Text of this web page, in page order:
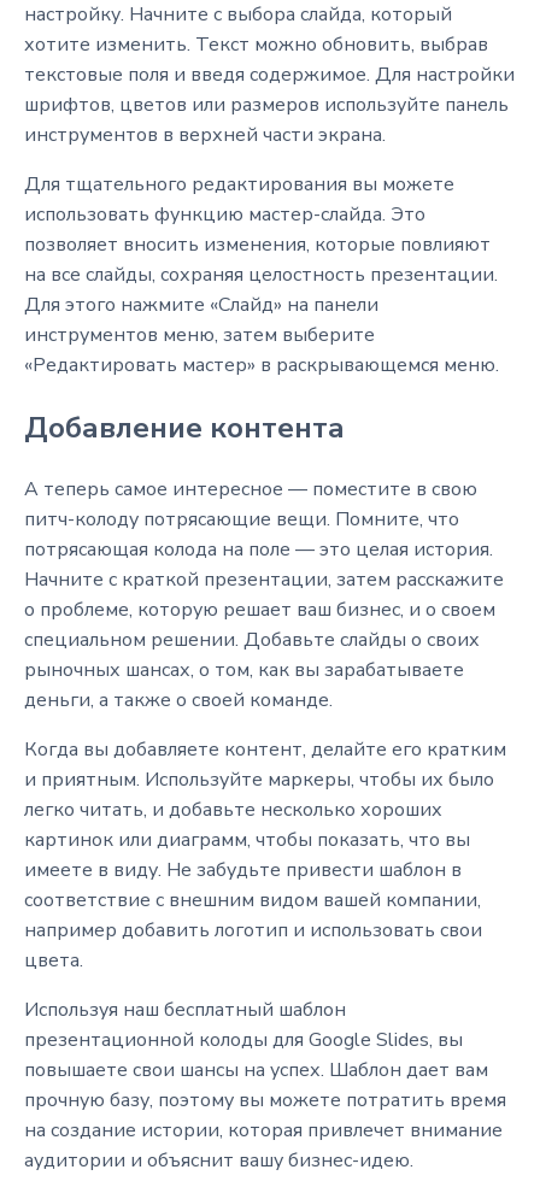
настройку. Начните с выбора слайда, который
хотите изменить. Текст можно обновить, выбрав
текстовые поля и введя содержимое. Для настройки
шрифтов, цветов или размеров используйте панель
инструментов в верхней части экрана.
Для тщательного редактирования вы можете
использовать функцию мастер-слайда. Это
позволяет вносить изменения, которые повлияют
на все слайды, сохраняя целостность презентации.
Для этого нажмите «Слайд» на панели
инструментов меню, затем выберите
«Редактировать мастер» в раскрывающемся меню.
Добавление контента
А теперь самое интересное — поместите в свою
питч-колоду потрясающие вещи. Помните, что
потрясающая колода на поле — это целая история.
Начните с краткой презентации, затем расскажите
о проблеме, которую решает ваш бизнес, и о своем
специальном решении. Добавьте слайды о своих
рыночных шансах, о том, как вы зарабатываете
деньги, а также о своей команде.
Когда вы добавляете контент, делайте его кратким
и приятным. Используйте маркеры, чтобы их было
легко читать, и добавьте несколько хороших
картинок или диаграмм, чтобы показать, что вы
имеете в виду. Не забудьте привести шаблон в
соответствие с внешним видом вашей компании,
например добавить логотип и использовать свои
цвета.
Используя наш бесплатный шаблон
презентационной колоды для Google Slides, вы
повышаете свои шансы на успех. Шаблон дает вам
прочную базу, поэтому вы можете потратить время
на создание истории, которая привлечет внимание
аудитории и объяснит вашу бизнес-идею.